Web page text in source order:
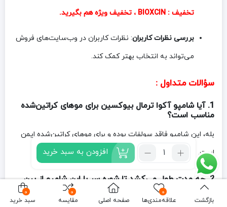
تخفیف : BIOXCIN ، تخفیف ویژه هم بگیرید.
بررسی نظرات کاربران: نظرات کاربران در وب‌سایت‌های فروش
می‌تواند به انتخاب بهتر کمک کند.
سؤالات متداول :
1. آیا شامپو آکوا ترمال بیوکسین برای موهای کراتین‌شده
مناسب است؟
بله، این شامپو فاقد سولفات بوده و برای موهای کراتین‌شده ایمن
است.
2. چه مدت طول می‌کشد تا شوره سر با این شامپو از بین
برود؟
تعداد:
شوره
قوی
آکوا
افزودن به سبد خرید
بازگشت
0
علاقه‌مندی‌ها
صفحه اصلی
0
مقایسه
0
سبد خرید